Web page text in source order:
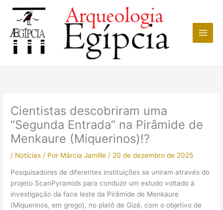
conteúdo
Cientistas descobriram uma
“Segunda Entrada” na Pirâmide de
Menkaure (Miquerinos)!?
/ Notícias / Por Márcia Jamille / 20 de dezembro de 2025
Pesquisadores de diferentes instituições se uniram através do
projeto ScanPyramids para conduzir um estudo voltado à
investigação da face leste da Pirâmide de Menkaure
(Miquerinos, em grego), no platô de Gizé, com o objetivo de